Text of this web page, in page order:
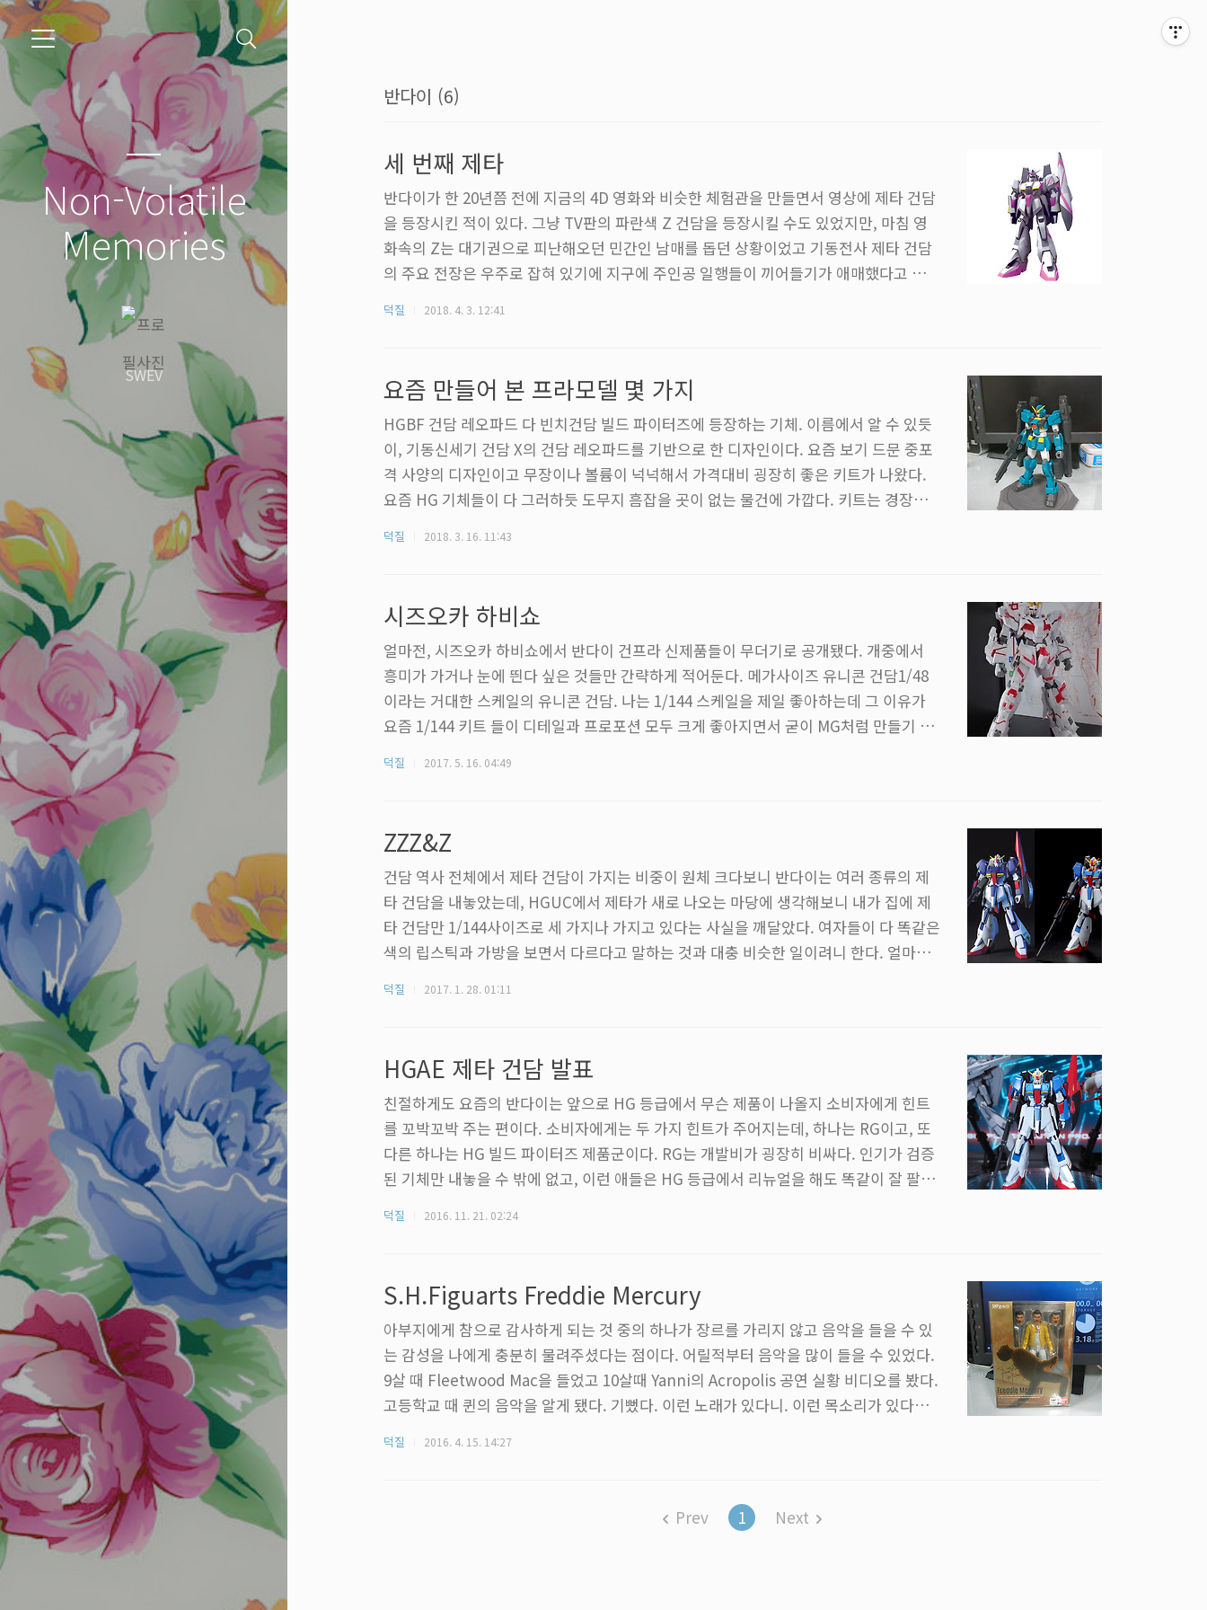
Non-Volatile
Memories
SWEV
반다이 (6)
세 번째 제타
반다이가 한 20년쯤 전에 지금의 4D 영화와 비슷한 체험관을 만들면서 영상에 제타 건담
을 등장시킨 적이 있다. 그냥 TV판의 파란색 Z 건담을 등장시킬 수도 있었지만, 마침 영
화속의 Z는 대기권으로 피난해오던 민간인 남매를 돕던 상황이었고 기동전사 제타 건담
의 주요 전장은 우주로 잡혀 있기에 지구에 주인공 일행들이 끼어들기가 애매했다고 생각
을 그곳에서 하나 초기 검증 차원으로 들고 있었다는 설정이 붙었다. 이게 초기 검증형이
제타 3호기의 모습 제타 건담은 팬이 많은 기체였고, 우주세기에서 세 손가락 안에 들게
인기 좋은 건담에 ..
덕질 2018. 4. 3. 12:41
요즘 만들어 본 프라모델 몇 가지
HGBF 건담 레오파드 다 빈치건담 빌드 파이터즈에 등장하는 기체. 이름에서 알 수 있듯
이, 기동신세기 건담 X의 건담 레오파드를 기반으로 한 디자인이다. 요즘 보기 드문 중포
격 사양의 디자인이고 무장이나 볼륨이 넉넉해서 가격대비 굉장히 좋은 키트가 나왔다.
요즘 HG 기체들이 다 그러하듯 도무지 흠잡을 곳이 없는 물건에 가깝다. 키트는 경장형,
요즘 이런 포격사양 기체를 만져본지 오래된 느낌이라 일부러 중장형에 맞게 무장을 다
건담 에어마스터는 HGAW로 출시되어 있는데, 이 녀석의 원전인 건담 레오파드는 나올
기미가 보이지 않..
덕질 2018. 3. 16. 11:43
시즈오카 하비쇼
얼마전, 시즈오카 하비쇼에서 반다이 건프라 신제품들이 무더기로 공개됐다. 개중에서
흥미가 가거나 눈에 띈다 싶은 것들만 간략하게 적어둔다. 메가사이즈 유니콘 건담1/48
이라는 거대한 스케일의 유니콘 건담. 나는 1/144 스케일을 제일 좋아하는데 그 이유가
요즘 1/144 키트 들이 디테일과 프로포션 모두 크게 좋아지면서 굳이 MG처럼 만들기 부
서 오는 박력이라는게 전혀 없다는 점인데, 메가 사이즈는 그런 부분에서 보면 나한테 굉
놓지 않은 메가 사이즈..
덕질 2017. 5. 16. 04:49
ZZZ&Z
건담 역사 전체에서 제타 건담이 가지는 비중이 원체 크다보니 반다이는 여러 종류의 제
타 건담을 내놓았는데, HGUC에서 제타가 새로 나오는 마당에 생각해보니 내가 집에 제
타 건담만 1/144사이즈로 세 가지나 가지고 있다는 사실을 깨달았다. 여자들이 다 똑같은
색의 립스틱과 가방을 보면서 다르다고 말하는 것과 대충 비슷한 일이려니 한다. 얼마전
하다가 RG 제타를 만들면서 어지간히도 만들기 싫었는지 먹선을 하나도 안넣었길래 그
타, HGBF 라이트닝 제타, 그리고 새로 나올 HGUC 리바이브 제타이다. △ 누르면 많이
커진다. 넷 다 모두..
덕질 2017. 1. 28. 01:11
HGAE 제타 건담 발표
친절하게도 요즘의 반다이는 앞으로 HG 등급에서 무슨 제품이 나올지 소비자에게 힌트
를 꼬박꼬박 주는 편이다. 소비자에게는 두 가지 힌트가 주어지는데, 하나는 RG이고, 또
다른 하나는 HG 빌드 파이터즈 제품군이다. RG는 개발비가 굉장히 비싸다. 인기가 검증
된 기체만 내놓을 수 밖에 없고, 이런 애들은 HG 등급에서 리뉴얼을 해도 똑같이 잘 팔린
슷하게 따라오는 편이었다. 빌드 파이터즈에 바리에이션 기체가 등장하면 곧 원형이 되
반응을 살피기도 좋..
덕질 2016. 11. 21. 02:24
S.H.Figuarts Freddie Mercury
아부지에게 참으로 감사하게 되는 것 중의 하나가 장르를 가리지 않고 음악을 들을 수 있
는 감성을 나에게 충분히 물려주셨다는 점이다. 어릴적부터 음악을 많이 들을 수 있었다.
9살 때 Fleetwood Mac을 들었고 10살때 Yanni의 Acropolis 공연 실황 비디오를 봤다.
고등학교 때 퀸의 음악을 알게 됐다. 기뻤다. 이런 노래가 있다니. 이런 목소리가 있다니.
n Heaven은 너무 자주 듣다가 CD가 다 긁혀서 갖다 버리고 새로 또 사야했다. Too Muc
덕질 2016. 4. 15. 14:27
Prev 1 Next